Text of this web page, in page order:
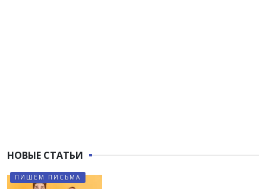
НОВЫЕ СТАТЬИ
ПИШЕМ ПИСЬМА